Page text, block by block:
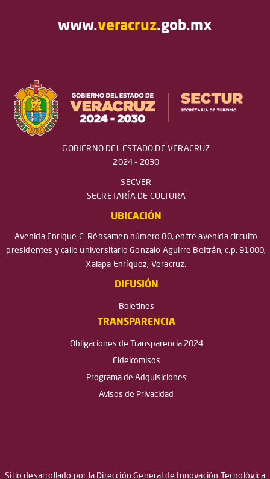
www.veracruz.gob.mx
GOBIERNO DEL ESTADO DE VERACRUZ
2024 - 2030
SECVER
SECRETARÍA DE CULTURA
UBICACIÓN
Avenida Enrique C. Rébsamen número 80, entre avenida circuito
presidentes y calle universitario Gonzalo Aguirre Beltrán, c.p. 91000,
Xalapa Enríquez, Veracruz.
DIFUSIÓN
Boletines
TRANSPARENCIA
Obligaciones de Transparencia 2024
Fideicomisos
Programa de Adquisiciones
Avisos de Privacidad
Sitio desarrollado por la Dirección General de Innovación Tecnológica